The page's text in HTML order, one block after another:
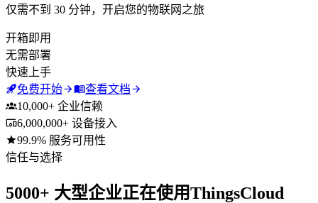
仅需不到 30 分钟，开启您的物联网之旅
开箱即用
无需部署
快速上手
免费开始
查看文档
10,000+ 企业信赖
6,000,000+ 设备接入
99.9% 服务可用性
信任与选择
5000+ 大型企业正在使用ThingsCloud